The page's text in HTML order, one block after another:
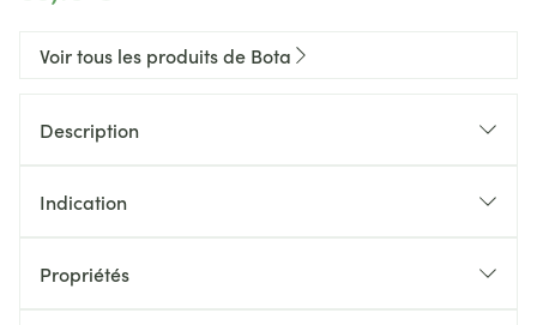
Voir tous les produits de Bota
Description
Indication
Propriétés